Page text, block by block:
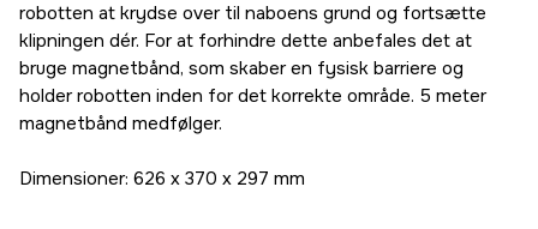
robotten at krydse over til naboens grund og fortsætte
klipningen dér. For at forhindre dette anbefales det at
bruge magnetbånd, som skaber en fysisk barriere og
holder robotten inden for det korrekte område. 5 meter
magnetbånd medfølger.
Dimensioner: 626 x 370 x 297 mm